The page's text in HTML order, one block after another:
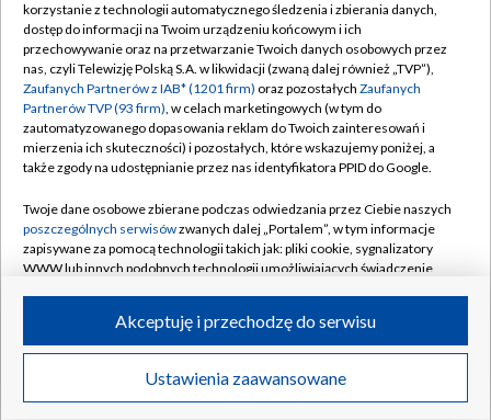
TVP
Abonament TVP
Emisja w TVP
Centrum informacji TVP
Naziemna Telewizja Cyfrowa
Rada Programowa
System NOS
Informacje o nadawcy
Program dla prasy
Ogłoszenie przetargowe
Regulamin TVP
Polityka prywatności
Moje zgody
Pomoc
Kontakt
Kanały
©2026 Telewizja Polska S.A. w likwidacji
korzystanie z technologii automatycznego śledzenia i zbierania danych,
dostęp do informacji na Twoim urządzeniu końcowym i ich
przechowywanie oraz na przetwarzanie Twoich danych osobowych przez
nas, czyli Telewizję Polską S.A. w likwidacji (zwaną dalej również „TVP”),
Zaufanych Partnerów z IAB* (1201 firm) oraz pozostałych Zaufanych
Partnerów TVP (93 firm), w celach marketingowych (w tym do
zautomatyzowanego dopasowania reklam do Twoich zainteresowań i
mierzenia ich skuteczności) i pozostałych, które wskazujemy poniżej, a
także zgody na udostępnianie przez nas identyfikatora PPID do Google.
Twoje dane osobowe zbierane podczas odwiedzania przez Ciebie naszych
poszczególnych serwisówzwanych dalej „Portalem”, w tym informacje
zapisywane za pomocą technologii takich jak: pliki cookie, sygnalizatory
WWW lub innych podobnych technologii umożliwiających świadczenie
ruchu w Internecie.
Twoje dane osobowe zbierane podczas odwiedzania przez Ciebie
poszczególnych serwisówna Portalu, takie jak adresy IP, identyfikatory
Ustawienia zaawansowane
Akceptuję i przechodzę do serwisu